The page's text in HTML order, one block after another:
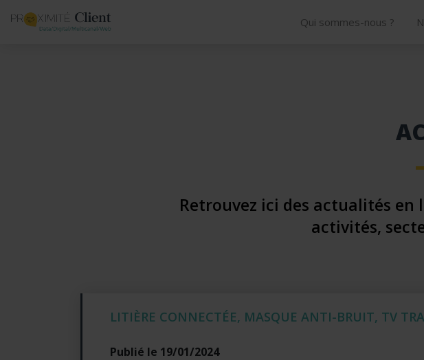
Qui sommes-nous ?
Retrouvez ici des actualités
activités,
LITIÈRE CONNECTÉE, MASQUE ANTI-BRUIT, TV
Publié le 19/01/2024